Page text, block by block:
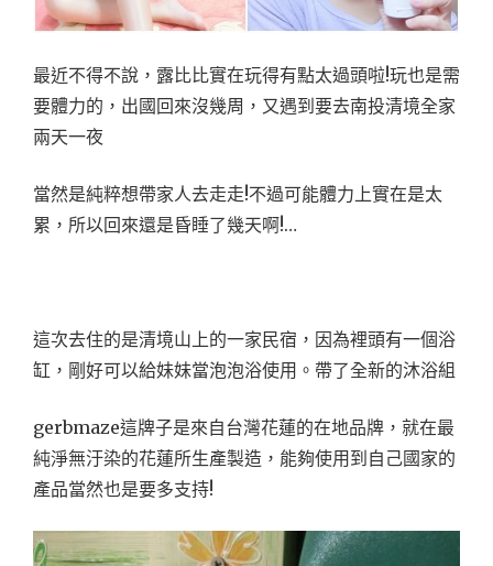
最近不得不說，露比比實在玩得有點太過頭啦!玩也是需
要體力的，出國回來沒幾周，又遇到要去南投清境全家
兩天一夜
當然是純粹想帶家人去走走!不過可能體力上實在是太
累，所以回來還是昏睡了幾天啊!…
這次去住的是清境山上的一家民宿，因為裡頭有一個浴
缸，剛好可以給妹妹當泡泡浴使用。帶了全新的沐浴組
gerbmaze這牌子是來自台灣花蓮的在地品牌，就在最
純淨無汙染的花蓮所生產製造，能夠使用到自己國家的
產品當然也是要多支持!